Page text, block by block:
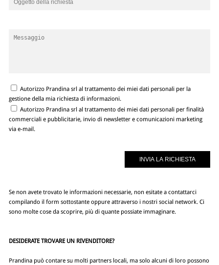
Autorizzo Prandina srl al trattamento dei miei dati personali per la
gestione della mia richiesta di informazioni.
Autorizzo Prandina srl al trattamento dei miei dati personali per finalità
commerciali e pubblicitarie, invio di newsletter e comunicazioni marketing
via e-mail.
Se non avete trovato le informazioni necessarie, non esitate a contattarci
compilando il form sottostante oppure attraverso i nostri social network. Ci
sono molte cose da scoprire, più di quante possiate immaginare.
DESIDERATE TROVARE UN RIVENDITORE?
Prandina può contare su molti partners locali, ma solo alcuni di loro possono